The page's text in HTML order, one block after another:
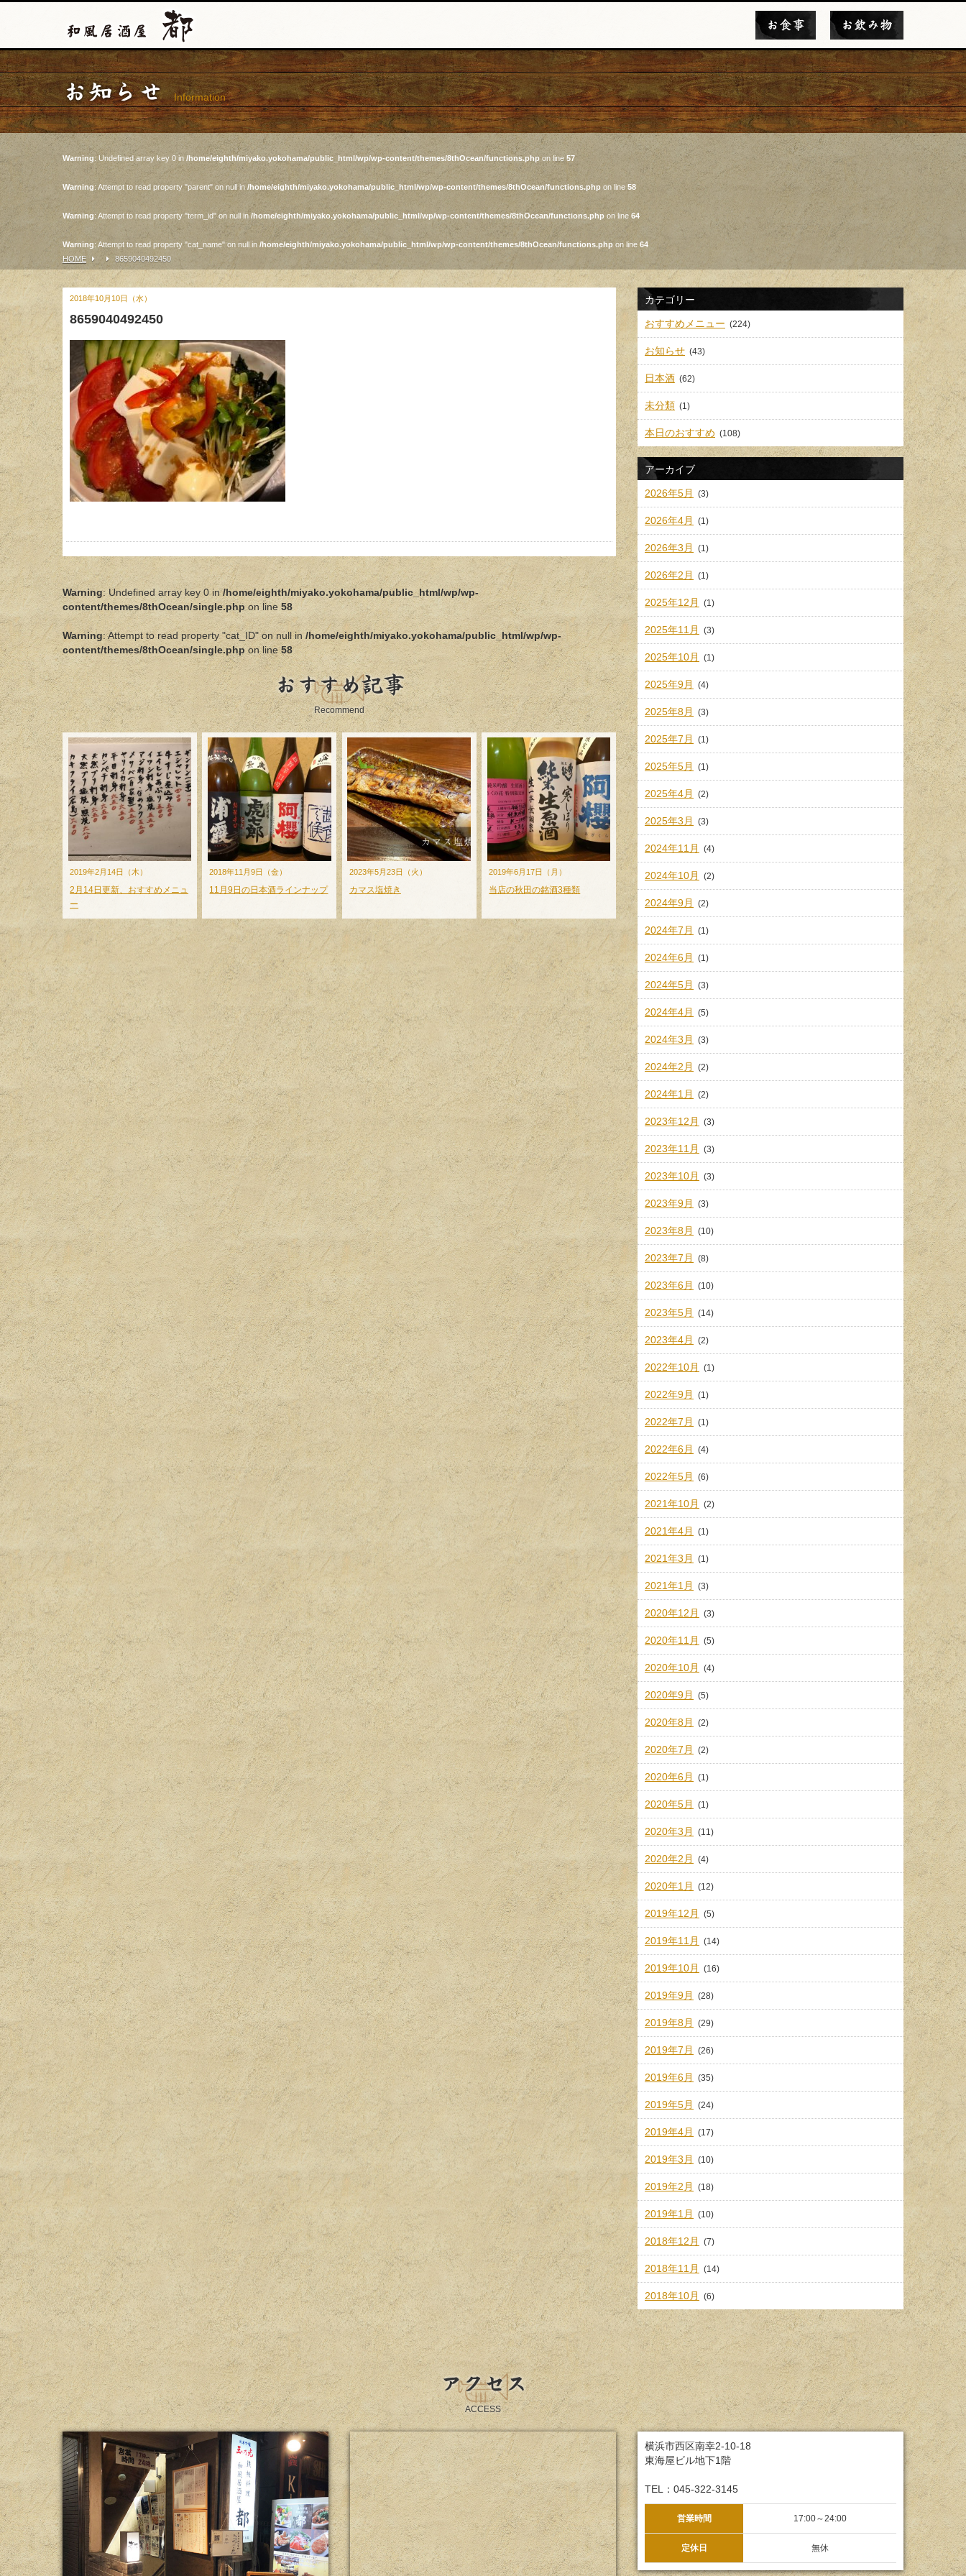
お食事 お飲み物
お知らせ Information
Warning: Undefined array key 0 in /home/eighth/miyako.yokohama/public_html/wp/wp-content/themes/8thOcean/functions.phpon line57
Warning: Attempt to read property "parent" on null in/home/eighth/miyako.yokohama/public_html/wp/wp-content/themes/8thOcean/functions.php on line 58
Warning: Attempt to read property "term_id" on null in/home/eighth/miyako.yokohama/public_html/wp/wp-content/themes/8thOcean/functions.php on line 64
Warning: Attempt to read property "cat_name" on null in /home/eighth/miyako.yokohama/public_html/wp/wp-content/themes/8thOcean/functions.php on line 64
HOME
8659040492450
2018年10月10日（水）
8659040492450
Warning: Undefined array key 0 in/home/eighth/miyako.yokohama/public_html/wp/wp-
content/themes/8thOcean/single.phpon line58
Warning: Attempt to read property "cat_ID" on null in /home/eighth/miyako.yokohama/public_html/wp/wp-
content/themes/8thOcean/single.phpon line58
おすすめ記事
Recommend
2019年2月14日（木）
2月14日更新、おすすめメニュ
ー
2018年11月9日（金）
11月9日の日本酒ラインナップ
2023年5月23日（火）
カマス塩焼き
2019年6月17日（月）
当店の秋田の銘酒3種類
カテゴリー
おすすめメニュー (224)
お知らせ (43)
日本酒 (62)
未分類 (1)
本日のおすすめ (108)
アーカイブ
2026年5月 (3)
2026年4月 (1)
2026年3月 (1)
2026年2月 (1)
2025年12月 (1)
2025年11月 (3)
2025年10月 (1)
2025年9月 (4)
2025年8月 (3)
2025年7月 (1)
2025年5月 (1)
2025年4月 (2)
2025年3月 (3)
2024年11月 (4)
2024年10月 (2)
2024年9月 (2)
2024年7月 (1)
2024年6月 (1)
2024年5月 (3)
2024年4月 (5)
2024年3月 (3)
2024年2月 (2)
2024年1月 (2)
2023年12月 (3)
2023年11月 (3)
2023年10月 (3)
2023年9月 (3)
2023年8月 (10)
2023年7月 (8)
2023年6月 (10)
2023年5月 (14)
2023年4月 (2)
2022年10月 (1)
2022年9月 (1)
2022年7月 (1)
2022年6月 (4)
2022年5月 (6)
2021年10月 (2)
2021年4月 (1)
2021年3月 (1)
2021年1月 (3)
2020年12月 (3)
2020年11月 (5)
2020年10月 (4)
2020年9月 (5)
2020年8月 (2)
2020年7月 (2)
2020年6月 (1)
2020年5月 (1)
2020年3月 (11)
2020年2月 (4)
2020年1月 (12)
2019年12月 (5)
2019年11月 (14)
2019年10月 (16)
2019年9月 (28)
2019年8月 (29)
2019年7月 (26)
2019年6月 (35)
2019年5月 (24)
2019年4月 (17)
2019年3月 (10)
2019年2月 (18)
2019年1月 (10)
2018年12月 (7)
2018年11月 (14)
2018年10月 (6)
アクセス
ACCESS
横浜市西区南幸2-10-18
東海屋ビル地下1階
TEL：045-322-3145
営業時間 17:00～24:00
定休日 無休